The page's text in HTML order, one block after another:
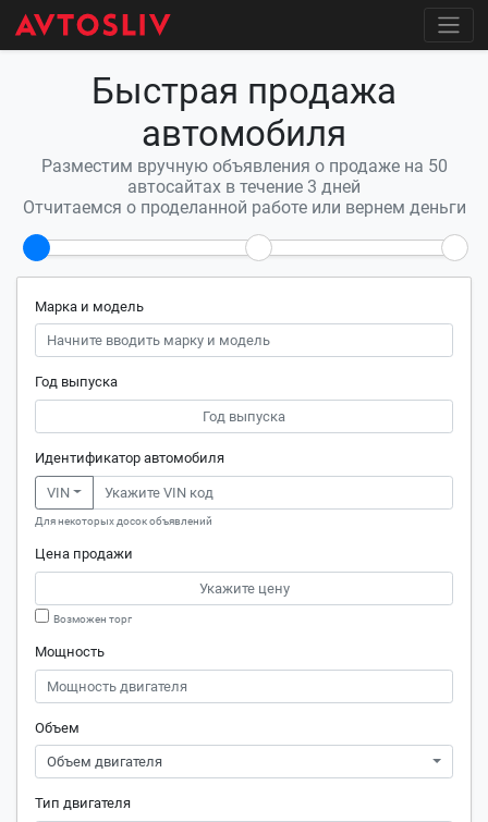
Быстрая продажа
автомобиля
Разместим вручную объявления о продаже на 50
автосайтах в течение 3 дней
Отчитаемся о проделанной работе или вернем деньги
Марка и модель
Год выпуска
Идентификатор автомобиля
VIN
Для некоторых досок объявлений
Цена продажи
Возможен торг
Мощность
Объем
Объем двигателя
Тип двигателя